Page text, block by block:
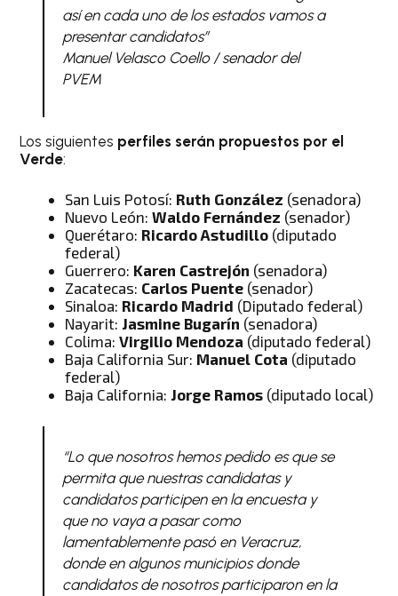
así en cada uno de los estados vamos a
presentar candidatos”
Manuel Velasco Coello / senador del
PVEM
Los siguientes perfiles serán propuestos por el
Verde:
San Luis Potosí:Ruth González (senadora)
Nuevo León:Waldo Fernández (senador)
Querétaro:Ricardo Astudillo (diputado
federal)
Guerrero: Karen Castrejón (senadora)
Zacatecas: Carlos Puente (senador)
Sinaloa:Ricardo Madrid (Diputado federal)
Nayarit: Jasmine Bugarín (senadora)
Colima:Virgilio Mendoza (diputado federal)
Baja California Sur: Manuel Cota (diputado
federal)
Baja California: Jorge Ramos (diputado local)
“Lo que nosotros hemos pedido es que se
permita que nuestras candidatas y
candidatos participen en la encuesta y
que no vaya a pasar como
lamentablemente pasó en Veracruz,
donde en algunos municipios donde
candidatos de nosotros participaron en la